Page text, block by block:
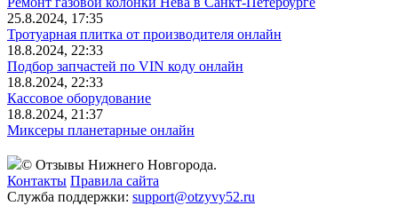
25.8.2024, 17:35
Тротуарная плитка от производителя онлайн
18.8.2024, 22:33
Подбор запчастей по VIN коду онлайн
18.8.2024, 22:33
Кассовое оборудование
18.8.2024, 21:37
Миксеры планетарные онлайн
© Отзывы Нижнего Новгорода.
Контакты Правила сайта
Служба поддержки: support@otzyvy52.ru